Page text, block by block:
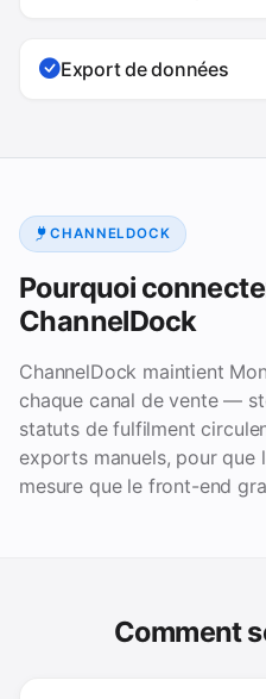
Export de données
CHANNELDOCK
Pourquoi
ChannelDock
ChannelDock maintient
chaque canal de vente —
statuts de fulfilment
exports manuels, pour
mesure que le front-end
Comment